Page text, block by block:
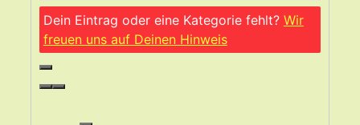
Dein Eintrag oder eine Kategorie fehlt? Wir
freuen uns auf Deinen Hinweis